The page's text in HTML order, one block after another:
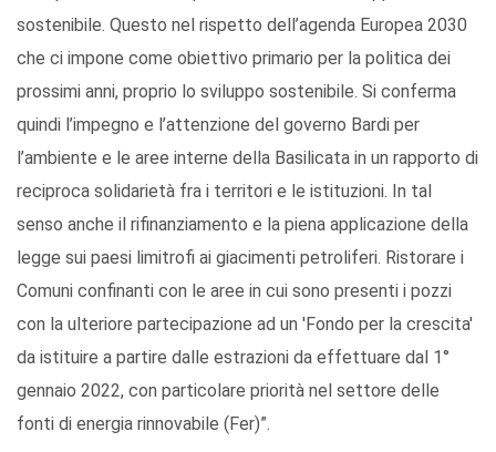
sostenibile. Questo nel rispetto dell’agenda Europea 2030
che ci impone come obiettivo primario per la politica dei
prossimi anni, proprio lo sviluppo sostenibile. Si conferma
quindi l’impegno e l’attenzione del governo Bardi per
l’ambiente e le aree interne della Basilicata in un rapporto di
reciproca solidarietà fra i territori e le istituzioni. In tal
senso anche il rifinanziamento e la piena applicazione della
legge sui paesi limitrofi ai giacimenti petroliferi. Ristorare i
Comuni confinanti con le aree in cui sono presenti i pozzi
con la ulteriore partecipazione ad un 'Fondo per la crescita'
da istituire a partire dalle estrazioni da effettuare dal 1°
gennaio 2022, con particolare priorità nel settore delle
fonti di energia rinnovabile (Fer)”.